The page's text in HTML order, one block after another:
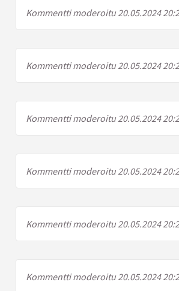
Kommentti moderoitu 20.05.2024
Kommentti moderoitu 20.05.2024
Kommentti moderoitu 20.05.2024
Kommentti moderoitu 20.05.2024
Kommentti moderoitu 20.05.2024
Kommentti moderoitu 20.05.2024